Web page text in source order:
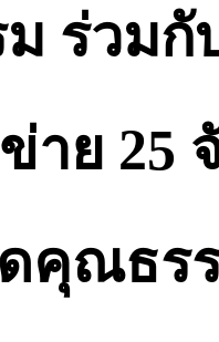
ร่วมกั
าย
คุณธร